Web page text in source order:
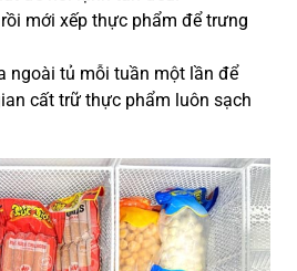
mới xếp thực phẩm để trưng
ngoài tủ mỗi tuần một lần để
cất trữ thực phẩm luôn sạch